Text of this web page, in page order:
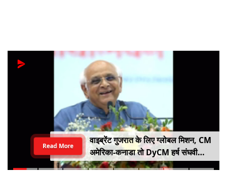
वाइब्रेंट गुजरात के लिए ग्लोबल मिशन, CM
अमेरिका-कनाडा तो DyCM हर्ष संघवी
संभालेंगे जापान-यूरोप का मोर्चा
Read More